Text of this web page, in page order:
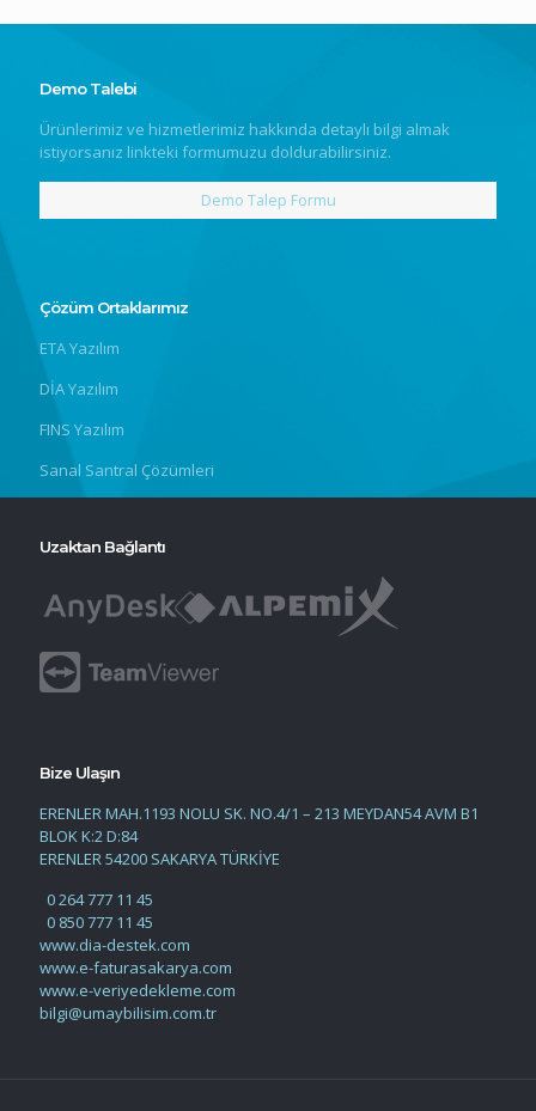
Demo Talebi
Ürünlerimiz ve hizmetlerimiz hakkında detaylı bilgi almak
istiyorsanız linkteki formumuzu doldurabilirsiniz.
Demo Talep Formu
Çözüm Ortaklarımız
ETA Yazılım
DİA Yazılım
FINS Yazılım
Sanal Santral Çözümleri
Uzaktan Bağlantı
Bize Ulaşın
ERENLER MAH.1193 NOLU SK. NO.4/1 – 213 MEYDAN54 AVM B1
BLOK K:2 D:84
ERENLER 54200 SAKARYA TÜRKİYE
0 264 777 11 45
0 850 777 11 45
www.dia-destek.com
www.e-faturasakarya.com
www.e-veriyedekleme.com
bilgi@umaybilisim.com.tr